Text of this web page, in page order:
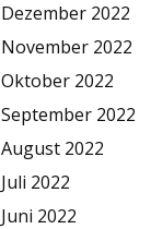
Dezember 2022
November 2022
Oktober 2022
September 2022
August 2022
Juli 2022
Juni 2022